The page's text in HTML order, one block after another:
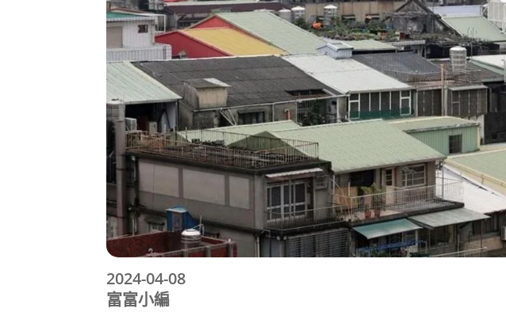
2024-04-08
富富小編